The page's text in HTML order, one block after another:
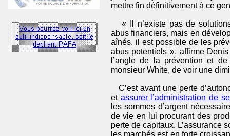
mettre fin définitivement à ce
« Il n’existe pas de
abus financiers, mais en
aînés, il est possible de les
abus potentiels », affirme
l’angle de la prévention et
monsieur White, de voir une
C’est avant une perte
et assurer l’administration de
les sommes d’argent
de vie en lui procurant des
perte de capitaux. L’assurance
les marchés est en forte